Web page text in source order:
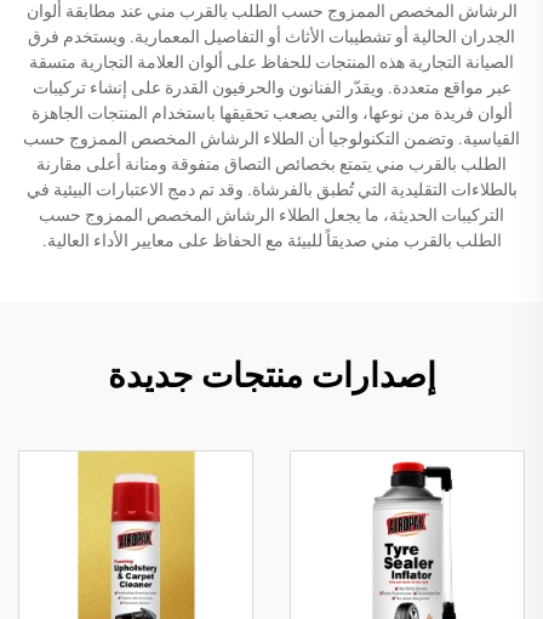
الرشاش المخصص الممزوج حسب الطلب بالقرب مني عند مطابقة ألوان
الجدران الحالية أو تشطيبات الأثاث أو التفاصيل المعمارية. ويستخدم فرق
الصيانة التجارية هذه المنتجات للحفاظ على ألوان العلامة التجارية متسقة
عبر مواقع متعددة. ويقدّر الفنانون والحرفيون القدرة على إنشاء تركيبات
ألوان فريدة من نوعها، والتي يصعب تحقيقها باستخدام المنتجات الجاهزة
القياسية. وتضمن التكنولوجيا أن الطلاء الرشاش المخصص الممزوج حسب
الطلب بالقرب مني يتمتع بخصائص التصاق متفوقة ومتانة أعلى مقارنة
بالطلاءات التقليدية التي تُطبق بالفرشاة. وقد تم دمج الاعتبارات البيئية في
التركيبات الحديثة، ما يجعل الطلاء الرشاش المخصص الممزوج حسب
الطلب بالقرب مني صديقاً للبيئة مع الحفاظ على معايير الأداء العالية.
إصدارات منتجات جديدة